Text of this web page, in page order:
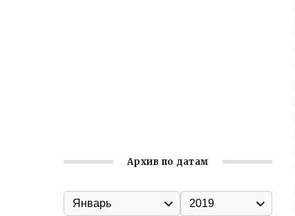
Архив по датам